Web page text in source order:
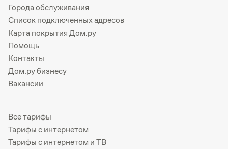
Города обслуживания
Список подключенных адресов
Карта покрытия Дом.ру
Помощь
Контакты
Дом.ру бизнесу
Вакансии
Все тарифы
Тарифы с интернетом
Тарифы с интернетом и ТВ